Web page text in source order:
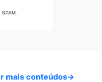
mais conteúdos→